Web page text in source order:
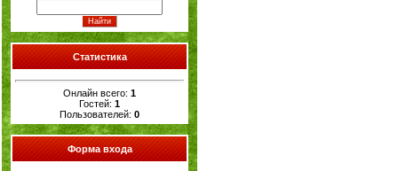
Статистика
Онлайн всего: 1
Гостей: 1
Пользователей: 0
Форма входа